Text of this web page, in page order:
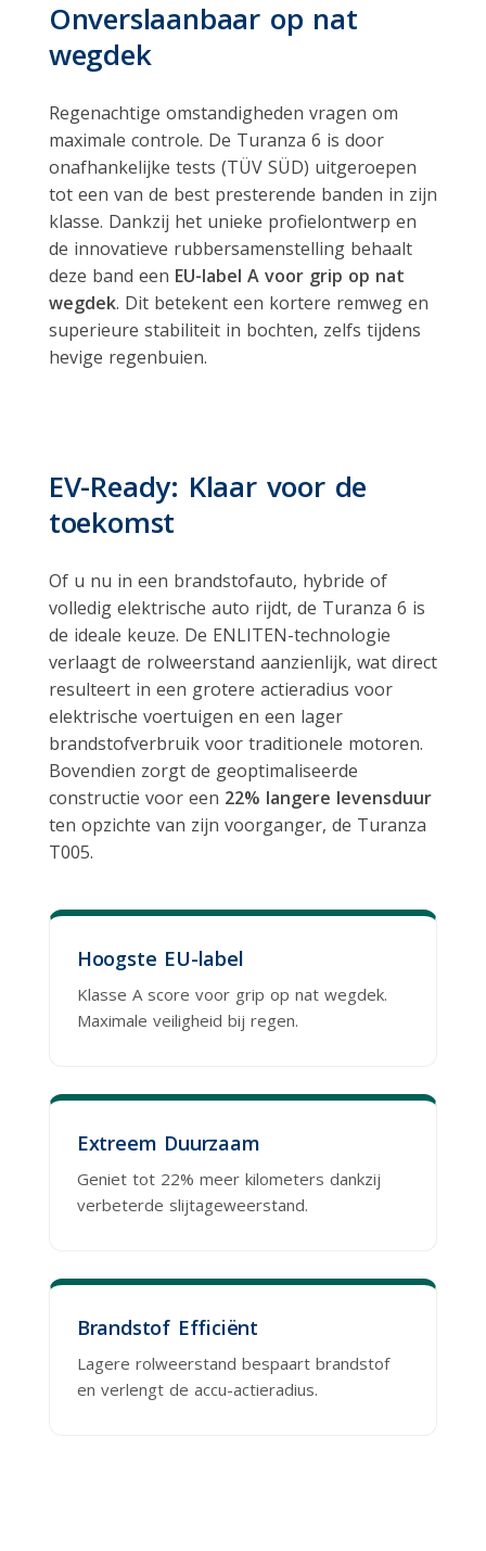
Onverslaanbaar op nat
wegdek
Regenachtige omstandigheden vragen om
maximale controle. De Turanza 6 is door
onafhankelijke tests (TÜV SÜD) uitgeroepen
tot een van de best presterende banden in zijn
klasse. Dankzij het unieke profielontwerp en
de innovatieve rubbersamenstelling behaalt
deze band een EU-label A voor grip op nat
wegdek. Dit betekent een kortere remweg en
superieure stabiliteit in bochten, zelfs tijdens
hevige regenbuien.
EV-Ready: Klaar voor de
toekomst
Of u nu in een brandstofauto, hybride of
volledig elektrische auto rijdt, de Turanza 6 is
de ideale keuze. De ENLITEN-technologie
verlaagt de rolweerstand aanzienlijk, wat direct
resulteert in een grotere actieradius voor
elektrische voertuigen en een lager
brandstofverbruik voor traditionele motoren.
Bovendien zorgt de geoptimaliseerde
constructie voor een 22% langere levensduur
ten opzichte van zijn voorganger, de Turanza
T005.
Hoogste EU-label
Klasse A score voor grip op nat wegdek.
Maximale veiligheid bij regen.
Extreem Duurzaam
Geniet tot 22% meer kilometers dankzij
verbeterde slijtageweerstand.
Brandstof Efficiënt
Lagere rolweerstand bespaart brandstof
en verlengt de accu-actieradius.